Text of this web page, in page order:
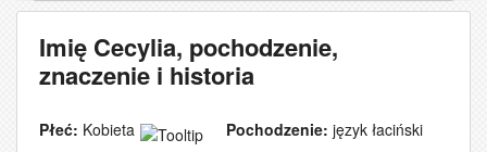
Imię Cecylia, pochodzenie,
znaczenie i historia
Płeć: Kobieta Pochodzenie: język łaciński